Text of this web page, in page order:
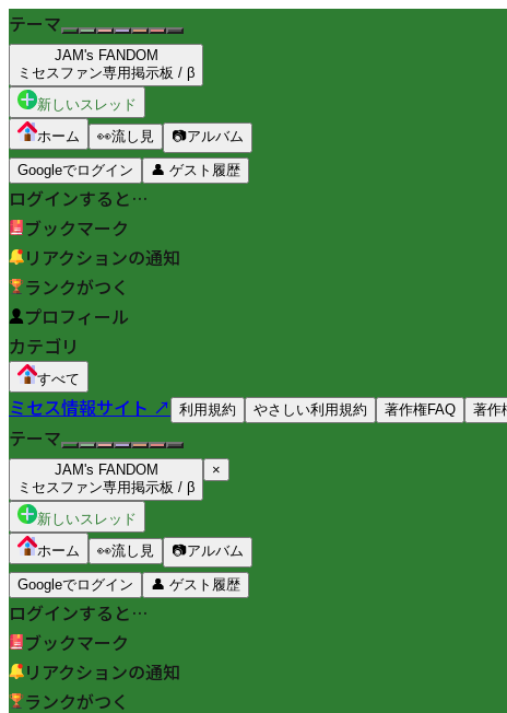
テーマ
JAM's FANDOM
ミセスファン専用掲示板 / β
新しいスレッド
ホーム
👀流し見 📷アルバム
Googleでログイン 👤 ゲスト履歴
ログインすると…
ブックマーク
リアクションの通知
ランクがつく
プロフィール
カテゴリ
すべて
ミセス情報サイト ↗ 利用規約 やさしい利用規約 著作権FAQ 著作
テーマ
JAM's FANDOM
ミセスファン専用掲示板 / β
×
新しいスレッド
ホーム
👀流し見 📷アルバム
Googleでログイン 👤 ゲスト履歴
ログインすると…
ブックマーク
リアクションの通知
ランクがつく